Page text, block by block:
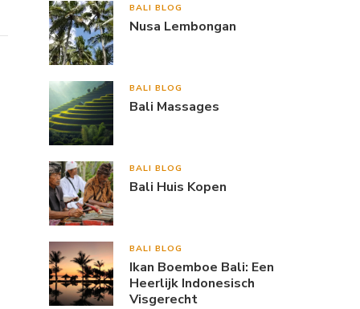
BALI BLOG
Nusa Lembongan
BALI BLOG
Bali Massages
BALI BLOG
Bali Huis Kopen
BALI BLOG
Ikan Boemboe Bali: Een
Heerlijk Indonesisch
Visgerecht